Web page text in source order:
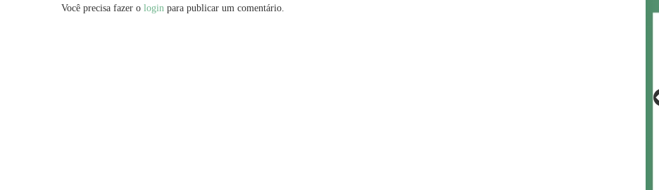
Você precisa fazer o login para publicar um comentário.